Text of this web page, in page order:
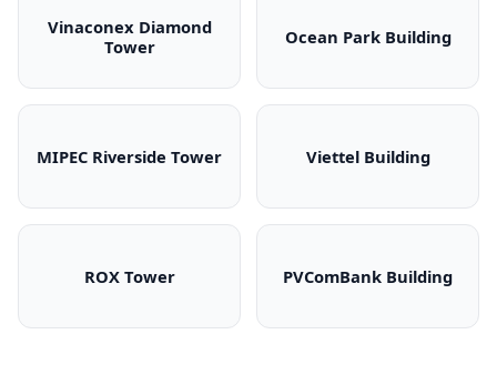
Vinaconex Diamond
TowerVinaconex Diamond Tower
Ocean Park Building
Ocean Park
MIPEC Riverside Tower
MIPEC Riverside Tower
Viettel Building
Viettel Building
ROX Tower
ROX Tower
PVComBank Building
PVComBank